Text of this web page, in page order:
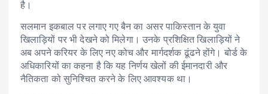
है।
सलमान इकबाल पर लगाए गए बैन का असर पाकिस्तान के युवा
खिलाड़ियों पर भी देखने को मिलेगा। उनके प्रशिक्षित खिलाड़ियों ने
अब अपने करियर के लिए नए कोच और मार्गदर्शक ढूंढने होंगे। बोर्ड के
अधिकारियों का कहना है कि यह निर्णय खेलों की ईमानदारी और
नैतिकता को सुनिश्चित करने के लिए आवश्यक था।